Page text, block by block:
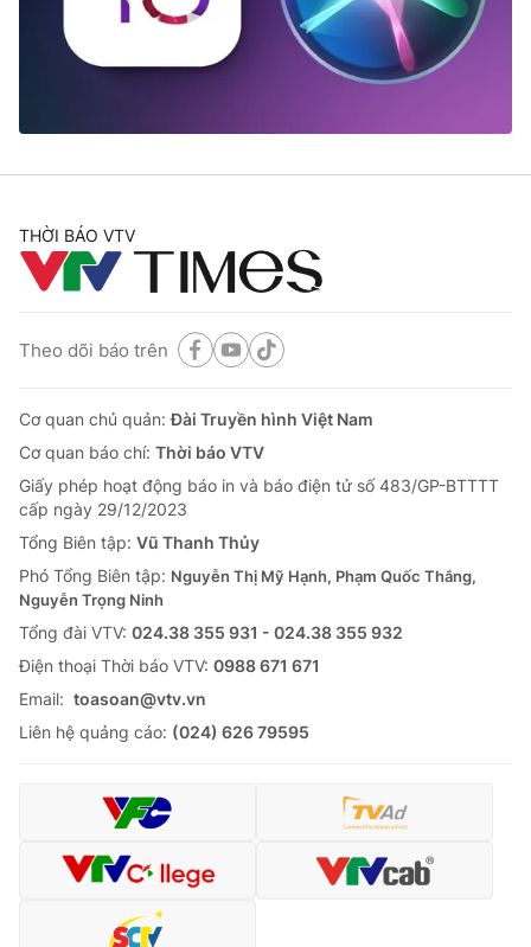
THỜI BÁO VTV
Theo dõi báo trên
Cơ quan chủ quản:Đài Truyền hình Việt Nam
Cơ quan báo chí: Thời báo VTV
Giấy phép hoạt động báo in và báo điện tử số 483/GP-BTTTT
cấp ngày 29/12/2023
Tổng Biên tập: Vũ Thanh Thủy
Phó Tổng Biên tập: Nguyễn Thị Mỹ Hạnh, Phạm Quốc Thắng,
Nguyễn Trọng Ninh
Tổng đài VTV: 024.38 355 931 - 024.38 355 932
Ðiện thoại Thời báo VTV: 0988 671 671
Email: toasoan@vtv.vn
Liên hệ quảng cáo: (024) 626 79595